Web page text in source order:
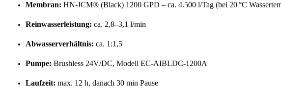
Membran: HN-JCM® (Black) 1200 GPD – ca. 4.500 l/Tag (bei 20 °C
Reinwasserleistung: ca. 2,8–3,1 l/min
Abwasserverhältnis: ca. 1:1,5
Pumpe: Brushless 24V/DC, Modell EC-AIBLDC-1200A
Laufzeit: max. 12 h, danach 30 min Pause